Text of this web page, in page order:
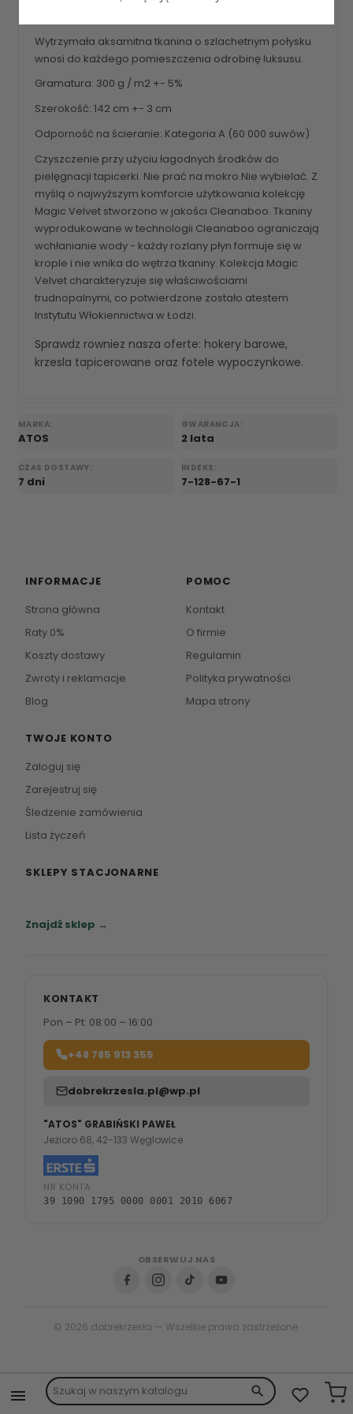
search

Wytrzymała aksamitna tkanina o szlachetnym połysku
wnosi do każdego pomieszczenia odrobinę luksusu.
Gramatura: 300 g / m2 +- 5%
Szerokość: 142 cm +- 3 cm
Odporność na ścieranie: Kategoria A (60 000 suwów)
Czyszczenie przy użyciu łagodnych środków do
pielęgnacji tapicerki. Nie prać na mokro.Nie wybielać. Z
myślą o najwyższym komforcie użytkowania kolekcję
Magic Velvet stworzono w jakości Cleanaboo. Tkaniny
wyprodukowane w technologii Cleanaboo ograniczają
wchłanianie wody - każdy rozlany płyn formuje się w
krople i nie wnika do wętrza tkaniny. Kolekcja Magic
Velvet charakteryzuje się właściwościami
trudnopalnymi, co potwierdzone zostało atestem
Instytutu Włokiennictwa w Łodzi.
Sprawdz rowniez nasza oferte: hokery barowe,
krzesla tapicerowane oraz fotele wypoczynkowe.
MARKA:
ATOS
GWARANCJA:
2 lata
CZAS DOSTAWY:
7 dni
INDEKS:
7-128-67-1
INFORMACJE
Strona główna
Raty 0%
Koszty dostawy
Zwroty i reklamacje
Blog
POMOC
Kontakt
O firmie
Regulamin
Polityka prywatności
Mapa strony
TWOJE KONTO
Zaloguj się
Zarejestruj się
Śledzenie zamówienia
Lista życzeń
SKLEPY STACJONARNE
Znajdź sklep →
KONTAKT
Pon – Pt: 08:00 – 16:00
+48 785 913 355
dobrekrzesla.pl@wp.pl
"ATOS" GRABIŃSKI PAWEŁ
Jezioro 68, 42-133 Węglowice
NR KONTA:
39 1090 1795 0000 0001 2010 6067
OBSERWUJ NAS
© 2026 dobrekrzesła — Wszelkie prawa zastrzeżone.